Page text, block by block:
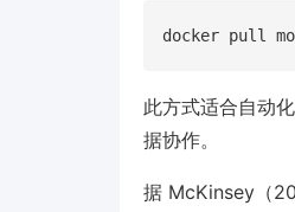
此方式适合自动
据协作。
据 McKinsey（